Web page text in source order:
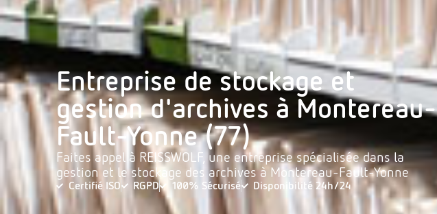
Entreprise de stockage et
gestion d'archives à Montereau-
Fault-Yonne (77)
Faites appel à REISSWOLF, une entreprise spécialisée dans la
gestion et le stockage des archives à Montereau-Fault-Yonne
Certifié ISO RGPD 100% Sécurisé Disponibilité 24h/24